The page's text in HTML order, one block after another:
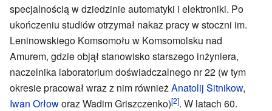
specjalnością w dziedzinie automatyki i elektroniki. Po
ukończeniu studiów otrzymał nakaz pracy w stoczni im.
Leninowskiego Komsomołu w Komsomolsku nad
Amurem, gdzie objął stanowisko starszego inżyniera,
naczelnika laboratorium doświadczalnego nr 22 (w tym
okresie pracował wraz z nim również Anatolij Sitnikow,
Iwan Orłoworaz Wadim Griszczenko)[2]. W latach 60.